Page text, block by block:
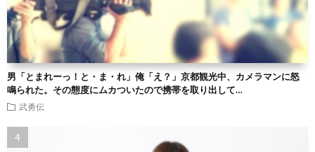
男「とまれーっ！と・ま・れ」俺「え？」京都観光中、カメラマンに怒
鳴られた。その態度にムカついたので携帯を取り出して…
武勇伝